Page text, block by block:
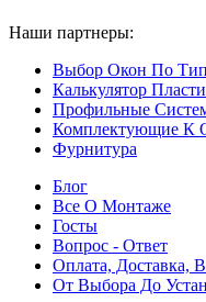
Наши партнеры:
Выбор Окон По
Калькулятор
Профильные
Комплектующие К
Фурнитура
Блог
Все О Монтаже
Госты
Вопрос - Ответ
Оплата, Доставка,
От Выбора До